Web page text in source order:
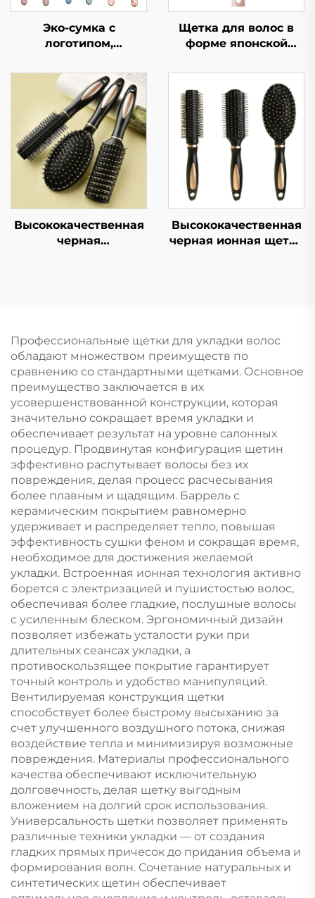
Эко-сумка с
логотипом,
инструмент для
волос, натуральная
бамбуковая сумка-
воздушный шарик,
щетка для волос с
ацетатной щетиной,
эко-щетка для волос
Щетка для волос в
форме японской
ребристая, высокая
черепная, большая
изогнутая, для
укладки вьющихся
волос, комфортная,
нейлоновая, модная,
для женщин, для
домашнего
использования
Высококачественная
черная
логотипом, для
домашнего
использования
Высококачественная
черная ионная щетка
с антистатической
ребристой
конструкцией для
укладки вьющихся
волос в салоне
Профессиональные щетки для укладки волос
обладают множеством преимуществ по
сравнению со стандартными щетками. Основное
преимущество заключается в их
усовершенствованной конструкции, которая
значительно сокращает время укладки и
обеспечивает результат на уровне салонных
процедур. Продвинутая конфигурация щетин
эффективно распутывает волосы без их
повреждения, делая процесс расчесывания
более плавным и щадящим. Баррель с
керамическим покрытием равномерно
удерживает и распределяет тепло, повышая
эффективность сушки феном и сокращая время,
необходимое для достижения желаемой
укладки. Встроенная ионная технология активно
борется с электризацией и пушистостью волос,
обеспечивая более гладкие, послушные волосы
с усиленным блеском. Эргономичный дизайн
позволяет избежать усталости руки при
длительных сеансах укладки, а
противоскользящее покрытие гарантирует
точный контроль и удобство манипуляций.
Вентилируемая конструкция щетки
способствует более быстрому высыханию за
счет улучшенного воздушного потока, снижая
воздействие тепла и минимизируя возможные
повреждения. Материалы профессионального
качества обеспечивают исключительную
долговечность, делая щетку выгодным
вложением на долгий срок использования.
Универсальность щетки позволяет применять
различные техники укладки — от создания
гладких прямых причесок до придания объема и
формирования волн. Сочетание натуральных и
синтетических щетин обеспечивает